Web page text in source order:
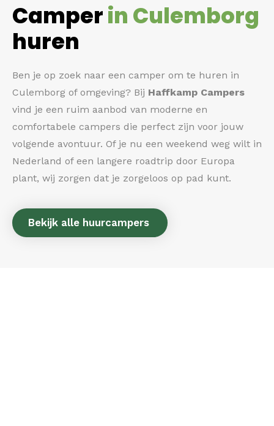
Camperin Culemborg
huren
Ben je op zoek naar een camper om te huren in
Culemborg of omgeving? Bij Haffkamp Campers
vind je een ruim aanbod van moderne en
comfortabele campers die perfect zijn voor jouw
volgende avontuur. Of je nu een weekend weg wilt in
Nederland of een langere roadtrip door Europa
plant, wij zorgen dat je zorgeloos op pad kunt.
Bekijk alle huurcampers